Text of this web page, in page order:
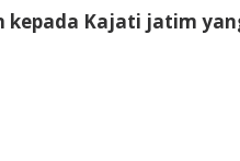
kepada Kajati jatim